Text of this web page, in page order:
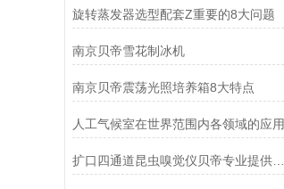
旋转蒸发器选型配套Z重要的8大问题
南京贝帝雪花制冰机
南京贝帝震荡光照培养箱8大特点
人工气候室在世界范围内各领域的应用
扩口四通道昆虫嗅觉仪贝帝专业提供定制